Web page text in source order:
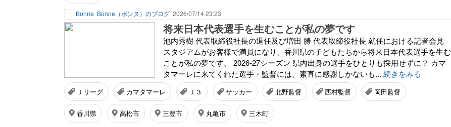
Bonne Bonne（ボンヌ）のブログ 2026/07/14 23:23
将来日本代表選手を生むことが私の夢です
池内秀樹 代表取締役社長の退任及び増田 勝 代表取締役社長 就任における記者会見
スタジアムがお客様で満員になり、香川県の子どもたちから将来日本代表選手を生む
ことが私の夢です。 2026-27シーズン 県内出身の選手をひとりも採用せずに？ カマ
タマーレに来てくれた選手・監督には、素直に感謝しかないも... 続きをみる
Ｊリーグ カマタマーレ Ｊ３ サッカー 北野監督 西村監督 岡田監督
香川県 高松市 三豊市 丸亀市 三木町